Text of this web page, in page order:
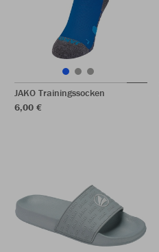
JAKO Trainingssocken
6,00 €